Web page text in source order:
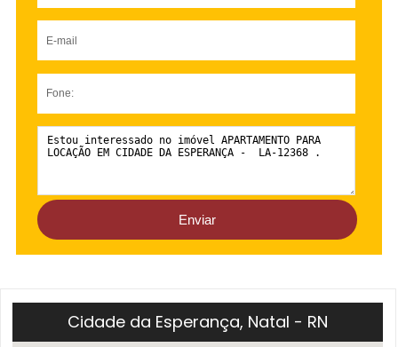
Cidade da Esperança, Natal - RN